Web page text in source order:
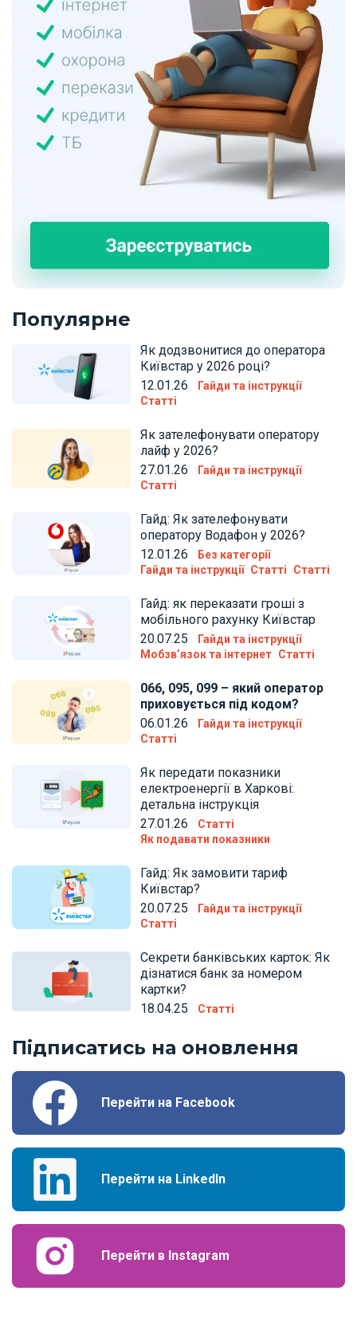
Популярне
Як додзвонитися до оператора
Київстар у 2026 році?
12.01.26
Гайди та інструкції
Статті
Як зателефонувати оператору
лайф у 2026?
27.01.26
Гайди та інструкції
Статті
Гайд: Як зателефонувати
оператору Водафон у 2026?
12.01.26
Без категорії
Гайди та інструкції Статті Статті
Гайд: як переказати гроші з
мобільного рахунку Київстар
20.07.25
Гайди та інструкції
Мобзв’язок та інтернет Статті
066, 095, 099 – який оператор
приховується під кодом?
06.01.26
Гайди та інструкції
Статті
Як передати показники
електроенергії в Харкові:
детальна інструкція
27.01.26
Статті
Як подавати показники
Гайд: Як замовити тариф
Київстар?
20.07.25
Гайди та інструкції
Статті
Секрети банківських карток: Як
дізнатися банк за номером
картки?
18.04.25
Статті
Підписатись на оновлення
Перейти на Facebook
Перейти на LinkedIn
Перейти в Instagram